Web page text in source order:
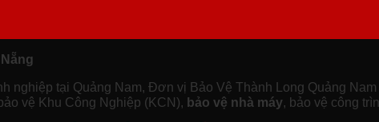
nghiệp tại Quảng Nam, Đơn vị Bảo Vệ Thành Long Quảng
vệ Khu Công Nghiệp (KCN), bảo vệ nhà máy, bảo vệ công